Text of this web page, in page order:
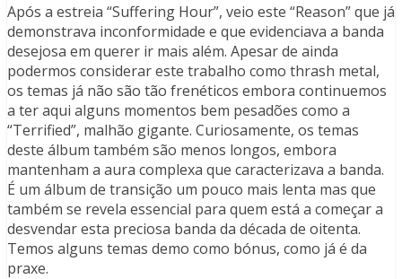
Após a estreia “Suffering Hour”, veio este “Reason” que já
demonstrava inconformidade e que evidenciava a banda
desejosa em querer ir mais além. Apesar de ainda
podermos considerar este trabalho como thrash metal,
os temas já não são tão frenéticos embora continuemos
a ter aqui alguns momentos bem pesadões como a
“Terrified”, malhão gigante. Curiosamente, os temas
deste álbum também são menos longos, embora
mantenham a aura complexa que caracterizava a banda.
É um álbum de transição um pouco mais lenta mas que
também se revela essencial para quem está a começar a
desvendar esta preciosa banda da década de oitenta.
Temos alguns temas demo como bónus, como já é da
praxe.